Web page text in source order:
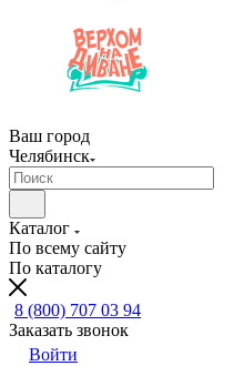
Ваш город
Челябинск
Каталог
По всему сайту
По каталогу
8 (800) 707 03 94
Заказать звонок
Войти